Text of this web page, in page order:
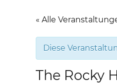
« Alle
Diese
The Rocky